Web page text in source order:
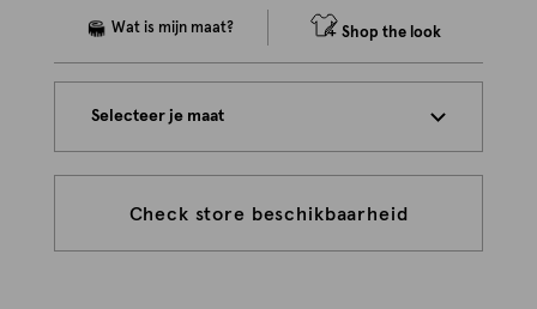
Shop the look
Selecteer je maat
Check store beschikbaarheid